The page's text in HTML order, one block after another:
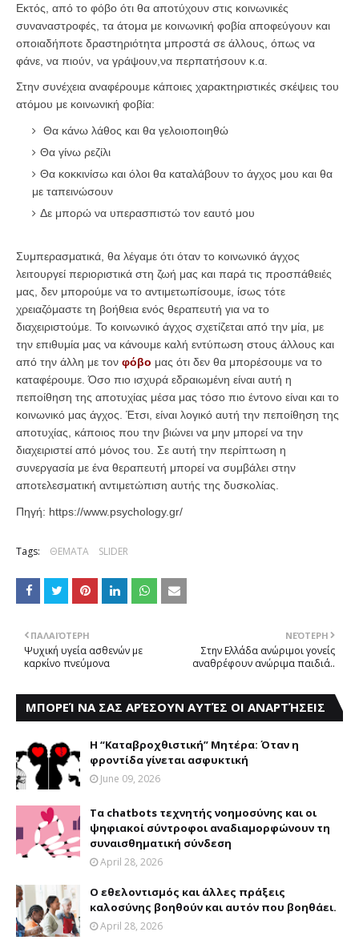
Εκτός, από το φόβο ότι θα αποτύχουν στις κοινωνικές
συναναστροφές, τα άτομα με κοινωνική φοβία αποφεύγουν και
οποιαδήποτε δραστηριότητα μπροστά σε άλλους, όπως να
φάνε, να πιούν, να γράψουν,να περπατήσουν κ.α.
Στην συνέχεια αναφέρουμε κάποιες χαρακτηριστικές σκέψεις του
ατόμου με κοινωνική φοβία:
Θα κάνω λάθος και θα γελοιοποιηθώ
Θα γίνω ρεζίλι
Θα κοκκινίσω και όλοι θα καταλάβουν το άγχος μου και θα
με ταπεινώσουν
Δε μπορώ να υπερασπιστώ τον εαυτό μου
Συμπερασματικά, θα λέγαμε ότι όταν το κοινωνικό άγχος
λειτουργεί περιοριστικά στη ζωή μας και παρά τις προσπάθειές
μας, δεν μπορούμε να το αντιμετωπίσουμε, ίσως τότε
χρειαζόμαστε τη βοήθεια ενός θεραπευτή για να το
διαχειριστούμε. Το κοινωνικό άγχος σχετίζεται από την μία, με
την επιθυμία μας να κάνουμε καλή εντύπωση στους άλλους και
από την άλλη με τον φόβο μας ότι δεν θα μπορέσουμε να το
καταφέρουμε. Όσο πιο ισχυρά εδραιωμένη είναι αυτή η
πεποίθηση της αποτυχίας μέσα μας τόσο πιο έντονο είναι και το
κοινωνικό μας άγχος. Έτσι, είναι λογικό αυτή την πεποίθηση της
αποτυχίας, κάποιος που την βιώνει να μην μπορεί να την
διαχειριστεί από μόνος του. Σε αυτή την περίπτωση η
συνεργασία με ένα θεραπευτή μπορεί να συμβάλει στην
αποτελεσματική αντιμετώπιση αυτής της δυσκολίας.
Πηγή: https://www.psychology.gr/
Tags: ΘΕΜΑΤΑ SLIDER
ΝΕΌΤΕΡΗ
Στην Ελλάδα ανώριμοι γονείς
αναθρέφουν ανώριμα παιδιά..
ΠΑΛΑΙΌΤΕΡΗ
Ψυχική υγεία ασθενών με
καρκίνο πνεύμονα
ΜΠΟΡΕΊ ΝΑ ΣΑΣ ΑΡΈΣΟΥΝ ΑΥΤΈΣ ΟΙ ΑΝΑΡΤΉΣΕΙΣ
Η “Καταβροχθιστική” Mητέρα: Όταν η
φροντίδα γίνεται ασφυκτική
June 09, 2026
Τα chatbots τεχνητής νοημοσύνης και οι
ψηφιακοί σύντροφοι αναδιαμορφώνουν τη
συναισθηματική σύνδεση
April 28, 2026
Ο εθελοντισμός και άλλες πράξεις
καλοσύνης βοηθούν και αυτόν που βοηθάει.
April 28, 2026